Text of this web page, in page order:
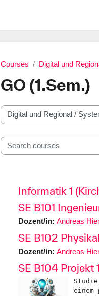
Courses
Digital und
GO (1.Sem.)
Course categories
Search courses
Informatik 1
SE B101
Dozent/in: Andreas
SE B102
Dozent/in: Andreas
SE B104 Projekt 1
einem